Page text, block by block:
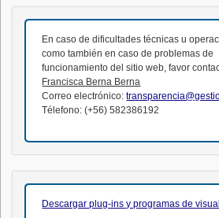
En caso de dificultades técnicas u
como también en caso de problemas de
funcionamiento del sitio web, favor
Francisca Berna Berna
Correo electrónico:
Télefono: (+56) 582386192
Descargar plug-ins y programas de